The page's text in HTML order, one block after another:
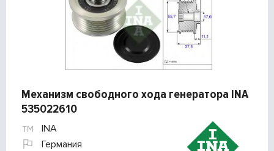
Механизм свободного хода генератора INA
535022610
INA
Германия